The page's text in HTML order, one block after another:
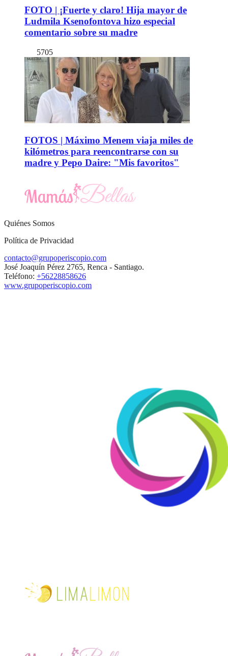
FOTO | ¡Fuerte y claro! Hija mayor de
Ludmila Ksenofontova hizo especial
comentario sobre su madre
5705
FOTOS | Máximo Menem viaja miles de
kilómetros para reencontrarse con su
madre y Pepo Daire: "Mis favoritos"
Quiénes Somos
Política de Privacidad
contacto@grupoperiscopio.com
José Joaquín Pérez 2765, Renca - Santiago.
Teléfono: +56228858626
www.grupoperiscopio.com